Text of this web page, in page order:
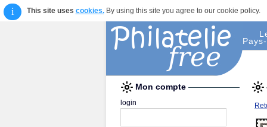
i This site uses cookies.By using this site you agree to our cookie policy.
Mon compte
login